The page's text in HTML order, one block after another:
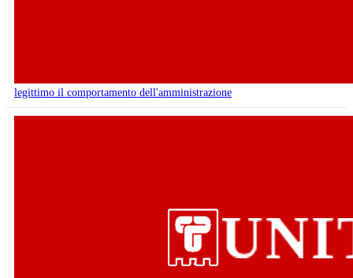
legittimo il comportamento dell'amministrazione